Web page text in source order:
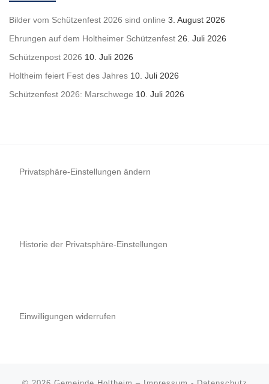
Bilder vom Schützenfest 2026 sind online 3. August 2026
Ehrungen auf dem Holtheimer Schützenfest 26. Juli 2026
Schützenpost 2026 10. Juli 2026
Holtheim feiert Fest des Jahres 10. Juli 2026
Schützenfest 2026: Marschwege 10. Juli 2026
Privatsphäre-Einstellungen ändern
Historie der Privatsphäre-Einstellungen
Einwilligungen widerrufen